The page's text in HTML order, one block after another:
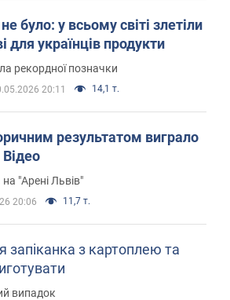
було: у всьому світі злетіли
для українців продукти
рекордної позначки
20:11 14,1 т.
результатом виграло
"Арені Львів"
20:06 11,7 т.
з картоплею та
випадок